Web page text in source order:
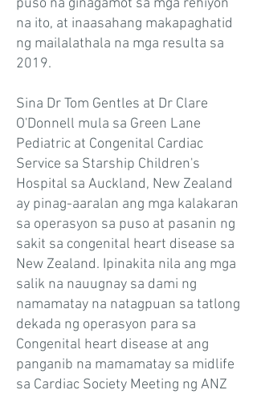
puso na ginagamot sa mga rehiyon
na ito, at inaasahang makapaghatid
ng mailalathala na mga resulta sa
2019.
Sina Dr Tom Gentles at Dr Clare
O'Donnell mula sa Green Lane
Pediatric at Congenital Cardiac
Service sa Starship Children's
Hospital sa Auckland, New Zealand
ay pinag-aaralan ang mga kalakaran
sa operasyon sa puso at pasanin ng
sakit sa congenital heart disease sa
New Zealand. Ipinakita nila ang mga
salik na nauugnay sa dami ng
namamatay na natagpuan sa tatlong
dekada ng operasyon para sa
Congenital heart disease at ang
panganib na mamamatay sa midlife
sa Cardiac Society Meeting ng ANZ